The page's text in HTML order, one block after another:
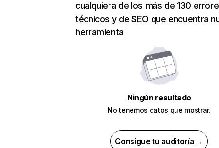
cualquiera de los más de 130
técnicos y de SEO que encuentra
herramienta
Ningún resultado
No tenemos datos que mostrar.
Consigue tu auditoría →